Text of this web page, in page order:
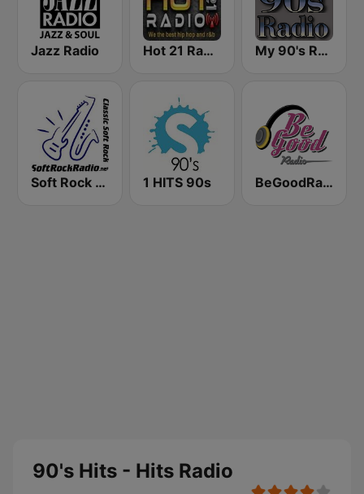
Jazz Radio Hot 21 Radio My 90's Radio
Soft Rock Radio 1 HITS 90s BeGoodRadio - 80s Pop Rock
90's Hits - Hits Radio